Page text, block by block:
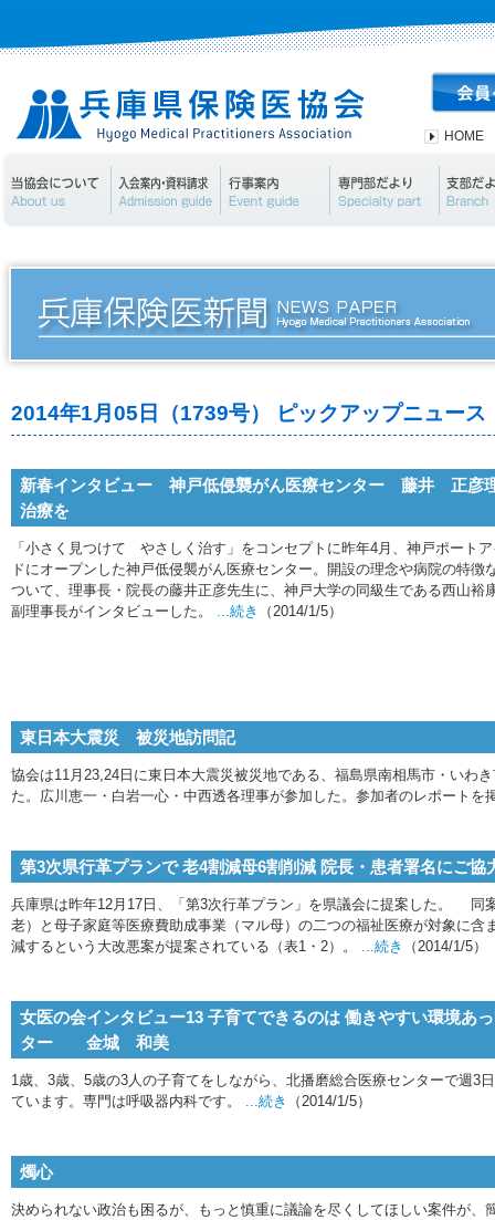
HOME
2014年1月05日（1739号） ピックアップニュース
新春インタビュー 神戸低侵襲がん医療センター 藤井 正彦
治療を
「小さく見つけて やさしく治す」をコンセプトに昨年4月、神戸ポート
ドにオープンした神戸低侵襲がん医療センター。開設の理念や病院の特徴
ついて、理事長・院長の藤井正彦先生に、神戸大学の同級生である西山裕
副理事長がインタビューした。 ...続き （2014/1/5）
東日本大震災 被災地訪問記
協会は11月23,24日に東日本大震災被災地である、福島県南相馬市・いわ
た。広川恵一・白岩一心・中西透各理事が参加した。参加者のレポートを
第3次県行革プランで 老4割減母6割削減 院長・患者署名にご協
兵庫県は昨年12月17日、「第3次行革プラン」を県議会に提案した。 同
老）と母子家庭等医療費助成事業（マル母）の二つの福祉医療が対象に含
減するという大改悪案が提案されている（表1・2）。 ...続き （2014/1/5）
女医の会インタビュー13 子育てできるのは 働きやすい環境あ
ター 金城 和美
1歳、3歳、5歳の3人の子育てをしながら、北播磨総合医療センターで週3
ています。専門は呼吸器内科です。 ...続き （2014/1/5）
燭心
決められない政治も困るが、もっと慎重に議論を尽くしてほしい案件が、